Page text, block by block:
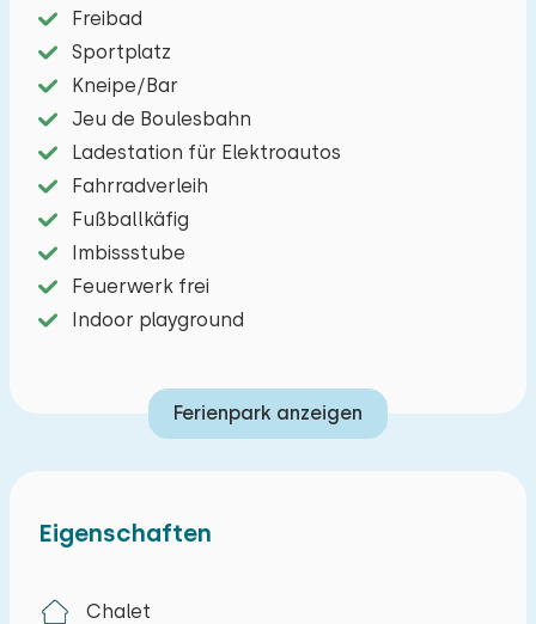
es einen Garten mit einer möblierten Terrasse.
Ein Auto können Sie am haus Parken.
Eigenschaften
Chalet
Freibad
Sportplatz
Kneipe/Bar
Jeu de Boulesbahn
Ladestation für Elektroautos
Fahrradverleih
Fußballkäfig
Imbissstube
Feuerwerk frei
Indoor playground
Ferienpark anzeigen